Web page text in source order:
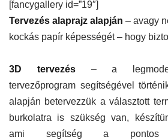
[fancygallery id=”19″]
Tervezés alaprajz alapján – avagy
kockás papír képességét – hogy
3D tervezés– a
tervezőprogram segítségével
alapján betervezzük a választott
burkolatra is szükség van,
ami segítség a pontos